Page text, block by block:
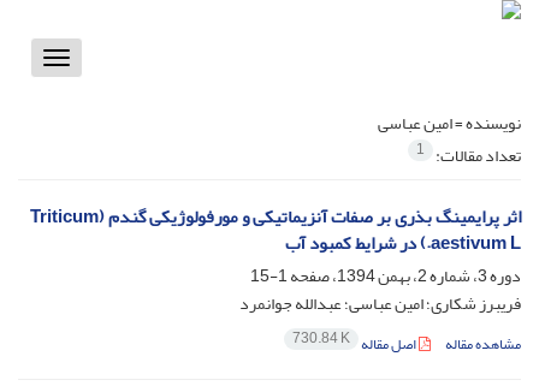
Toggle
نویسنده =امین عباسی
تعداد مقالات: 1
اثر پرایمینگ بذری بر صفات آنزیماتیکی و مورفولوژیکی گندم (Triticum
aestivum L.) در شرایط کمبود آب
دوره 3، شماره 2، بهمن 1394، صفحه
1-15
فریبرز شکاری؛ امین عباسی؛ عبدالله جوانمرد
مشاهده مقاله اصل مقاله 730.84 K